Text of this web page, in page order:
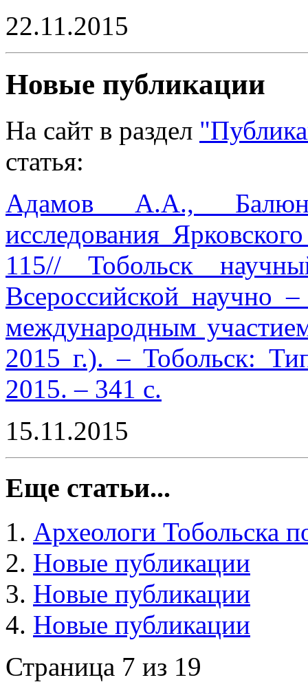
22.11.2015
Новые публикации
На сайт в раздел
статья:
Адамов А.А.,
исследования
115// Тобольск
Всероссийской научно
международным
2015 г.). – Тобольск:
2015. – 341 с.
15.11.2015
Еще статьи...
Археологи Тобольска
Новые публикации
Новые публикации
Новые публикации
Страница 7 из 19